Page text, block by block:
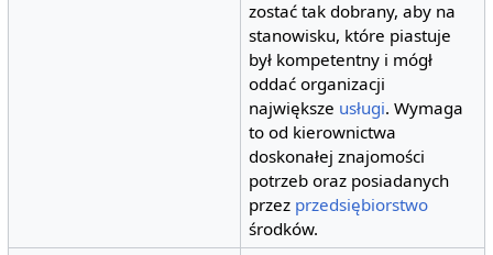
zostać tak dobrany, aby na
stanowisku, które piastuje
był kompetentny i mógł
oddać organizacji
największe usługi. Wymaga
to od kierownictwa
doskonałej znajomości
potrzeb oraz posiadanych
przez przedsiębiorstwo
środków.